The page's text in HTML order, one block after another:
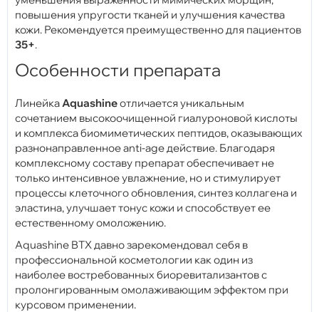
повышения упругости тканей и улучшения качества
кожи. Рекомендуется преимущественно для пациентов
35+.
Особенности препарата
Линейка Aquashineотличается уникальным
сочетанием высокоочищенной гиалуроновой кислоты
и комплекса биомиметических пептидов, оказывающих
разнонаправленное anti-age действие. Благодаря
комплексному составу препарат обеспечивает не
только интенсивное увлажнение, но и стимулирует
процессы клеточного обновления, синтез коллагена и
эластина, улучшает тонус кожи и способствует ее
естественному омоложению.
Aquashine BTX давно зарекомендовал себя в
профессиональной косметологии как один из
наиболее востребованных биоревитализантов с
пролонгированным омолаживающим эффектом при
курсовом применении.